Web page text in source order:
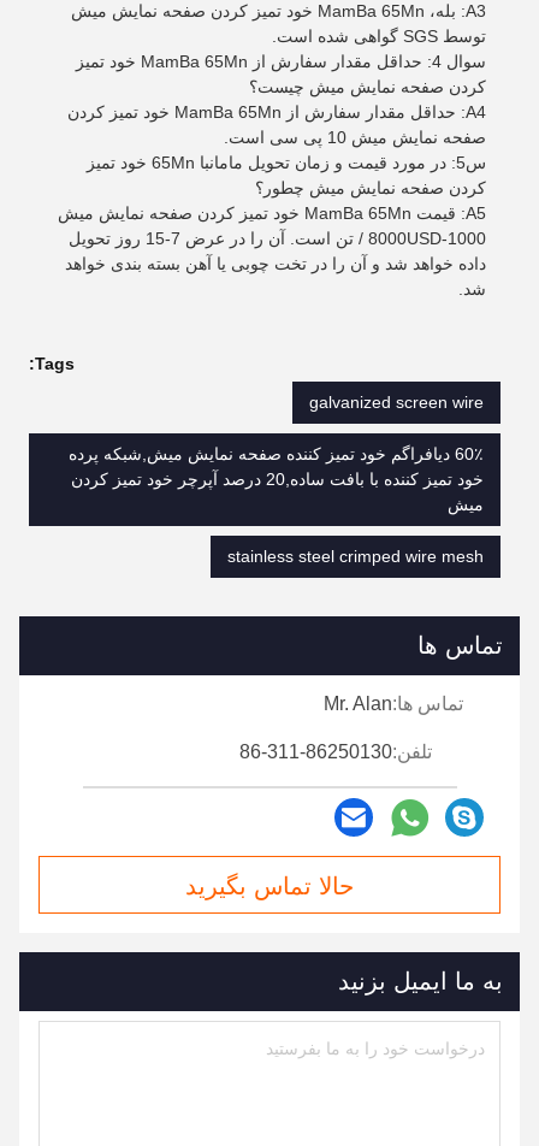
A3: بله، MamBa 65Mn خود تمیز کردن صفحه نمایش میش
توسط SGS گواهی شده است.
سوال 4: حداقل مقدار سفارش از MamBa 65Mn خود تمیز
کردن صفحه نمایش میش چیست؟
A4: حداقل مقدار سفارش از MamBa 65Mn خود تمیز کردن
صفحه نمایش میش 10 پی سی است.
س5: در مورد قیمت و زمان تحویل مامانبا 65Mn خود تمیز
کردن صفحه نمایش میش چطور؟
A5: قیمت MamBa 65Mn خود تمیز کردن صفحه نمایش میش
1000-8000USD / تن است. آن را در عرض 7-15 روز تحویل
داده خواهد شد و آن را در تخت چوبی یا آهن بسته بندی خواهد
شد.
Tags:
galvanized screen wire
60٪ دیافراگم خود تمیز کننده صفحه نمایش میش,شبكه پرده
خود تمیز كننده با بافت ساده,20 درصد آپرچر خود تمیز کردن
میش
stainless steel crimped wire mesh
تماس ها
تماس ها:Mr. Alan
تلفن:86-311-86250130
حالا تماس بگیرید
به ما ایمیل بزنید